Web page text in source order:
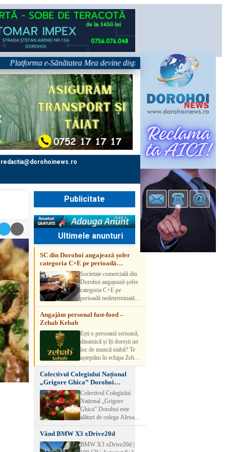
e-Sănătatea Mea devine disponibilă pe 1 septembrie:
redactia@dorohoinews.ro
Publicitate
Ultimele anunturi
SC din Dorohoi angajează șofer
categoria C+E pe perioadă
nedeterminatăSocietate comercială din
Dorohoi angajează șofer
categoria C+E pe
perioadă nedeterminată.
Candidatul trebuie să
aibă experiență și atestat
detalii, vă rog să sunați la
numărul de telefon.
Angajăm personal fast-food –
Zehab Kebab
Ești o persoană serioasă,
dinamică și îți dorești un
loc de muncă stabil? Te
așteptăm în echipa Zehab
Kebab! Posturi
disponibile: -
SHAORMAR AJUTOR
BUCATAR 2/posturi -
LUCRATOR
COMERCIAL
VANZATOR /2 posturi
muncă Program flexibil
Salariu motivant, în
funcție de experienț
Colectivul Colegiului Național
„Grigore Ghica” Dorohoi
transmite sincere condoleanțe
Colectivul Colegiului
Național „Grigore
Ghica” Dorohoi este
alături de colega Alexa
Lăcrămioara la trecerea în
neființă a soțului și
transmite sincere
condoleanțe familiei.
Vând BMW X3 xDrive20d
BMW X3 xDrive20d |